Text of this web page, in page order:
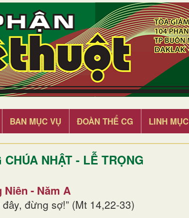
BAN MỤC VỤ ĐOÀN THỂ CG LINH MỤC
NHẬT - LỄ TRỌNG
- Năm A
đừng sợ!” (Mt 14,22-33)